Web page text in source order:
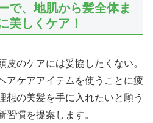
で、地肌から髪全体ま
美しくケア！
のケアには妥協したくない。
アケアアイテムを使うことに疲
想の美髪を手に入れたいと願う
習慣を提案します。